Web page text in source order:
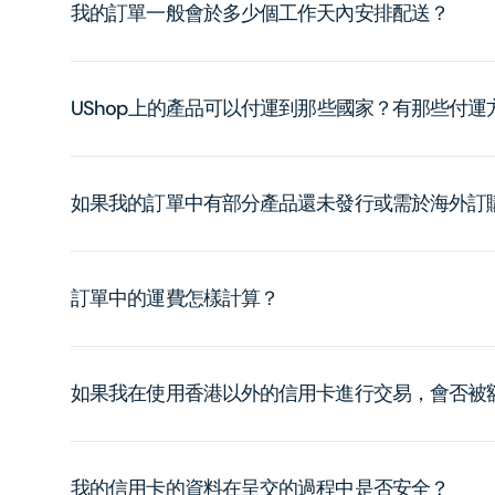
我的訂單一般會於多少個工作天內安排配送？
UShop上的產品可以付運到那些國家？有那些付運
如果我的訂單中有部分產品還未發行或需於海外
訂單中的運費怎樣計算？
如果我在使用香港以外的信用卡進行交易，會否被
我的信用卡的資料在呈交的過程中是否安全？